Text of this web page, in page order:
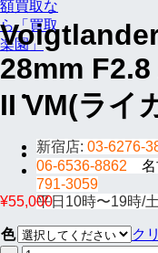
新宿店: 03-6276-
06-6536-8862
791-3059
平日10時〜19時/
28mm
II VM(ライ
¥55,000
色
ク